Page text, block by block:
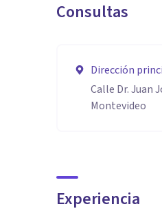
Vibrando con todas las
Consultas
Dirección
Calle Dr. Juan
Montevideo
Experiencia